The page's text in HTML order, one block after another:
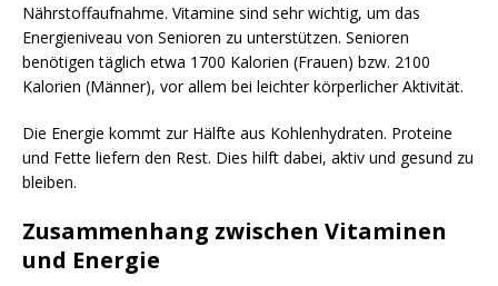
Nährstoffaufnahme. Vitamine sind sehr wichtig, um das
Energieniveau von Senioren zu unterstützen. Senioren
benötigen täglich etwa 1700 Kalorien (Frauen) bzw. 2100
Kalorien (Männer), vor allem bei leichter körperlicher Aktivität.
Die Energie kommt zur Hälfte aus Kohlenhydraten. Proteine
und Fette liefern den Rest. Dies hilft dabei, aktiv und gesund zu
bleiben.
Zusammenhang zwischen Vitaminen
und Energie